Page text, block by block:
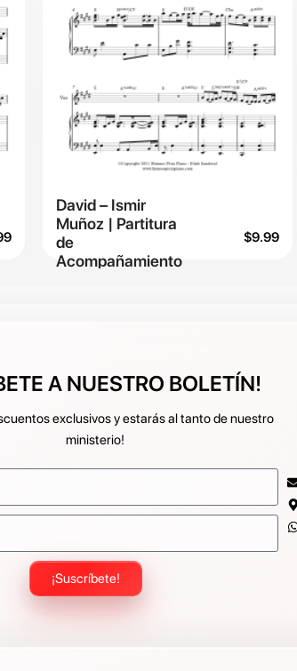
David – Ismir
Muñoz | Partitura
de
Acompañamiento
$9.99
A NUESTRO BOLETÍN!
exclusivos y estarás al tanto de nuestro
ministerio!
¡Suscríbete!